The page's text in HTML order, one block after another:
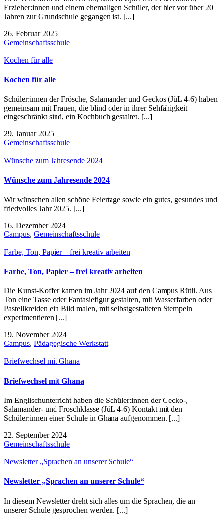
Erzieher:innen und einem ehemaligen Schüler, der hier vor über 20
Jahren zur Grundschule gegangen ist. [...]
26. Februar 2025
Gemeinschaftsschule
Kochen für alle
Kochen für alle
Schüler:innen der Frösche, Salamander und Geckos (JüL 4-6) haben
gemeinsam mit Frauen, die blind oder in ihrer Sehfähigkeit
eingeschränkt sind, ein Kochbuch gestaltet. [...]
29. Januar 2025
Gemeinschaftsschule
Wünsche zum Jahresende 2024
Wünsche zum Jahresende 2024
Wir wünschen allen schöne Feiertage sowie ein gutes, gesundes und
friedvolles Jahr 2025. [...]
16. Dezember 2024
Campus, Gemeinschaftsschule
Farbe, Ton, Papier – frei kreativ arbeiten
Farbe, Ton, Papier – frei kreativ arbeiten
Die Kunst-Koffer kamen im Jahr 2024 auf den Campus Rütli. Aus
Ton eine Tasse oder Fantasiefigur gestalten, mit Wasserfarben oder
Pastellkreiden ein Bild malen, mit selbstgestalteten Stempeln
experimentieren [...]
19. November 2024
Campus, Pädagogische Werkstatt
Briefwechsel mit Ghana
Briefwechsel mit Ghana
Im Englischunterricht haben die Schüler:innen der Gecko-,
Salamander- und Froschklasse (JüL 4-6) Kontakt mit den
Schüler:innen einer Schule in Ghana aufgenommen. [...]
22. September 2024
Gemeinschaftsschule
Newsletter „Sprachen an unserer Schule“
Newsletter „Sprachen an unserer Schule“
In diesem Newsletter dreht sich alles um die Sprachen, die an
unserer Schule gesprochen werden. [...]